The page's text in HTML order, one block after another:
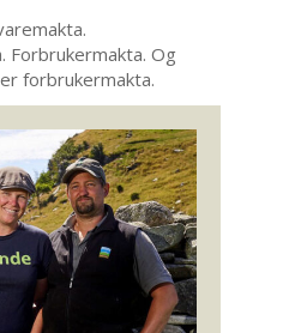
Forbrukermakta. Og
forbrukermakta.